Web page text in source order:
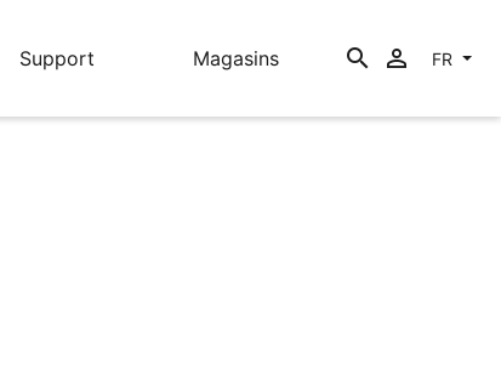
Support Magasins search  FR